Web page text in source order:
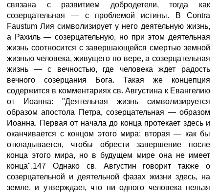
связана с развитием добродетели, тогда как
созерцательная — с проблемой истины. В Contra
Faustum Лия символизирует у него деятельную жизнь,
а Рахиль — созерцательную, но при этом деятельная
жизнь соотносится с завершающейся смертью земной
жизнью человека, живущего по вере, а созерцательная
жизнь — с вечностью, где человека ждет радость
вечного созерцания Бога. Такая же концепция
содержится в комментариях св. Августина к Евангелию
от Иоанна: "Деятельная жизнь символизируется
образом апостола Петра, созерцательная — образом
Иоанна. Первая от начала до конца протекает здесь и
оканчивается с концом этого мира; вторая — как бы
откладывается, чтобы обрести завершение после
конца этого мира, но в будущем мире она не имеет
конца".147 Однако св. Августин говорит также о
созерцательной и деятельной фазах жизни здесь, на
земле, и утверждает, что ни одного человека нельзя